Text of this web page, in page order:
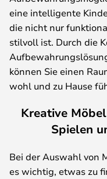
eine intelligente
die nicht nur
stilvoll ist. Durch die
können Sie einen
wohl und zu Hause
Kreative
Spielen
Bei der Auswahl von
es wichtig, etwas zu